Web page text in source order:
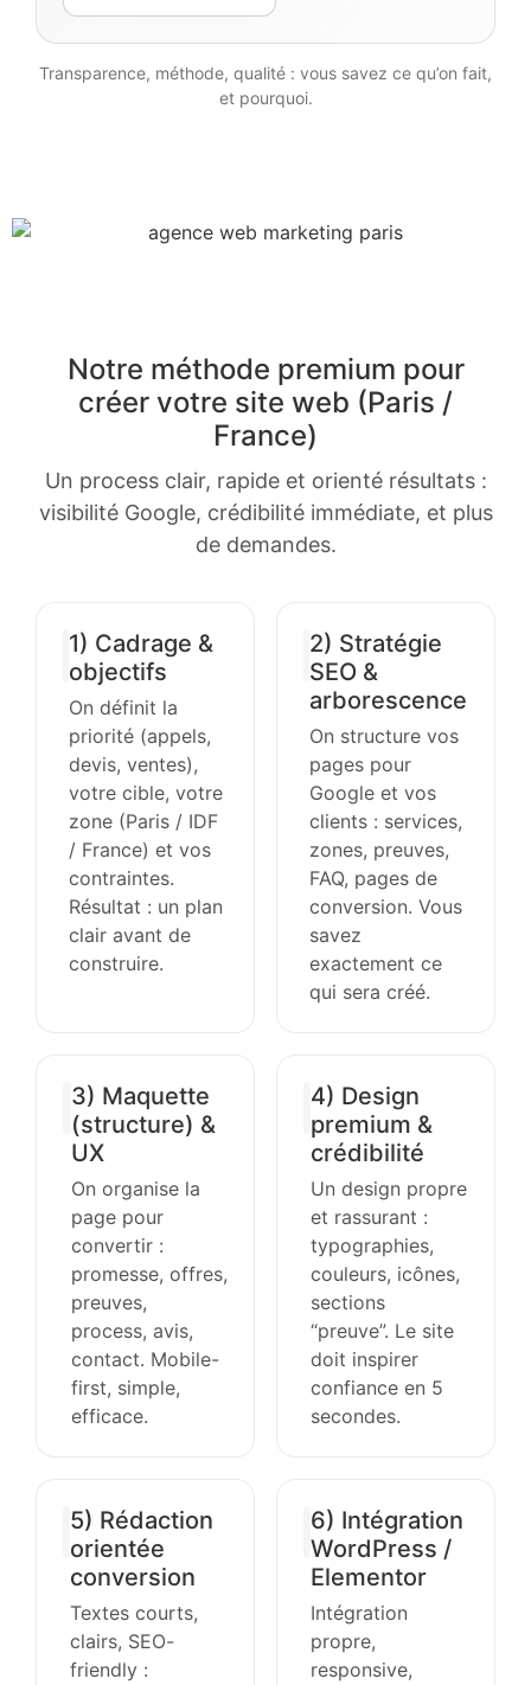
Transparence, méthode, qualité : vous savez ce qu’on fait,
et pourquoi.
Notre méthode premium pour
créer votre site web (Paris /
France)
Un process clair, rapide et orienté résultats :
visibilité Google, crédibilité immédiate, et plus
de demandes.
1) Cadrage &
objectifs
On définit la
priorité (appels,
devis, ventes),
votre cible, votre
zone (Paris / IDF
/ France) et vos
contraintes.
Résultat : un plan
clair avant de
construire.
2) Stratégie
SEO &
arborescence
On structure vos
pages pour
Google et vos
clients : services,
zones, preuves,
FAQ, pages de
conversion. Vous
savez
exactement ce
qui sera créé.
3) Maquette
(structure) &
UX
On organise la
page pour
convertir :
promesse, offres,
preuves,
process, avis,
contact. Mobile-
first, simple,
efficace.
4) Design
premium &
crédibilité
Un design propre
et rassurant :
typographies,
couleurs, icônes,
sections
“preuve”. Le site
doit inspirer
confiance en 5
secondes.
5) Rédaction
orientée
conversion
Textes courts,
clairs, SEO-
friendly :
6) Intégration
WordPress /
Elementor
Intégration
propre,
responsive,